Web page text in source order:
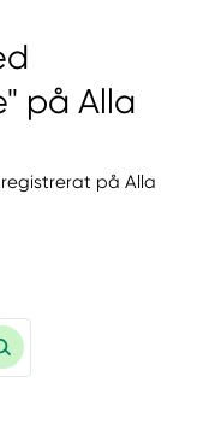
på Alla
på Alla